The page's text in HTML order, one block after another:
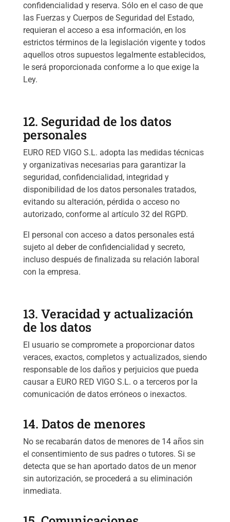
confidencialidad y reserva. Sólo en el caso de que
las Fuerzas y Cuerpos de Seguridad del Estado,
requieran el acceso a esa información, en los
estrictos términos de la legislación vigente y todos
aquellos otros supuestos legalmente establecidos,
le será proporcionada conforme a lo que exige la
Ley.
12. Seguridad de los datos
personales
EURO RED VIGO S.L. adopta las medidas técnicas
y organizativas necesarias para garantizar la
seguridad, confidencialidad, integridad y
disponibilidad de los datos personales tratados,
evitando su alteración, pérdida o acceso no
autorizado, conforme al artículo 32 del RGPD.
El personal con acceso a datos personales está
sujeto al deber de confidencialidad y secreto,
incluso después de finalizada su relación laboral
con la empresa.
13. Veracidad y actualización
de los datos
El usuario se compromete a proporcionar datos
veraces, exactos, completos y actualizados, siendo
responsable de los daños y perjuicios que pueda
causar a EURO RED VIGO S.L. o a terceros por la
comunicación de datos erróneos o inexactos.
14. Datos de menores
No se recabarán datos de menores de 14 años sin
el consentimiento de sus padres o tutores. Si se
detecta que se han aportado datos de un menor
sin autorización, se procederá a su eliminación
inmediata.